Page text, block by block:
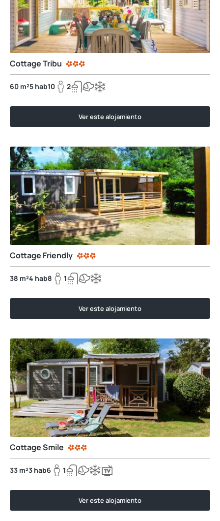
Cottage Tribu
60 m²5 hab10 2
Ver este alojamiento
Cottage Friendly
38 m²4 hab8 1
Ver este alojamiento
Cottage Smile
33 m²3 hab6 1
Ver este alojamiento